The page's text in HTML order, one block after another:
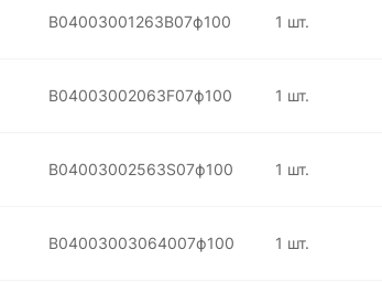
B04003001263B07ф100 1 шт.
B04003002063F07ф100 1 шт.
B04003002563S07ф100 1 шт.
B04003003064007ф100 1 шт.